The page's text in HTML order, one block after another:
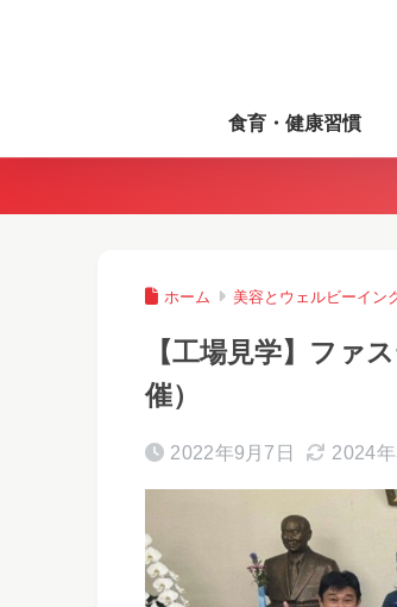
食育・健康習慣
ホーム 美容とウェルビーイン
【工場見学】ファ
催）
2022年9月7日 2024